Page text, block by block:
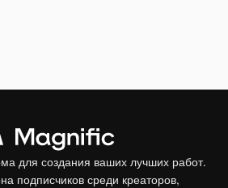
для создания ваших лучших работ.
подписчиков среди креаторов,